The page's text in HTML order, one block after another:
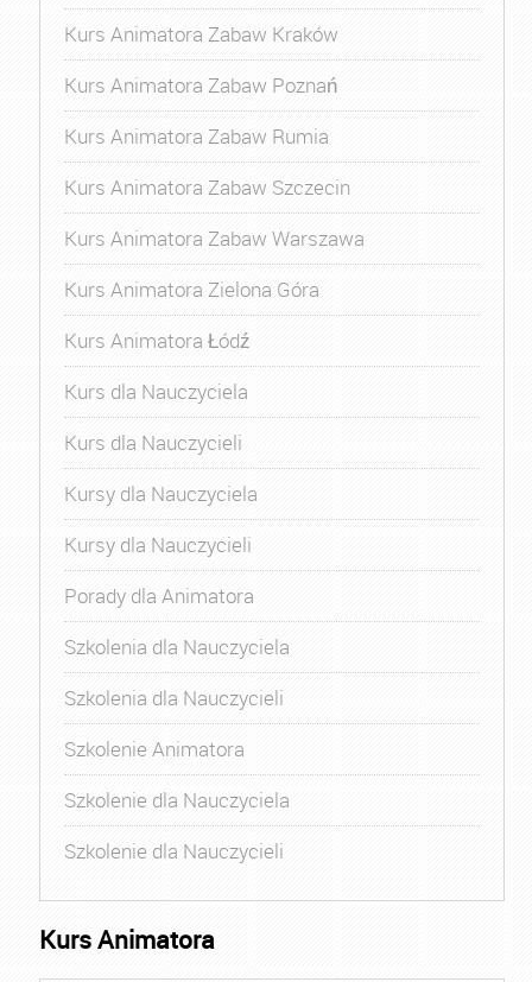
Kurs Animatora Zabaw Kraków
Kurs Animatora Zabaw Poznań
Kurs Animatora Zabaw Rumia
Kurs Animatora Zabaw Szczecin
Kurs Animatora Zabaw Warszawa
Kurs Animatora Zielona Góra
Kurs Animatora Łódź
Kurs dla Nauczyciela
Kurs dla Nauczycieli
Kursy dla Nauczyciela
Kursy dla Nauczycieli
Porady dla Animatora
Szkolenia dla Nauczyciela
Szkolenia dla Nauczycieli
Szkolenie Animatora
Szkolenie dla Nauczyciela
Szkolenie dla Nauczycieli
Kurs Animatora